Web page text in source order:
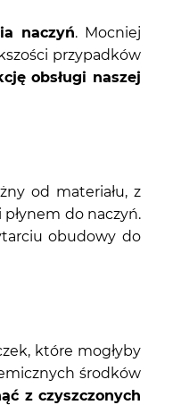
naczyń. Mocniej
przypadków
obsługi naszej
od materiału, z
do naczyń.
obudowy do
które mogłyby
środków
z czyszczonych